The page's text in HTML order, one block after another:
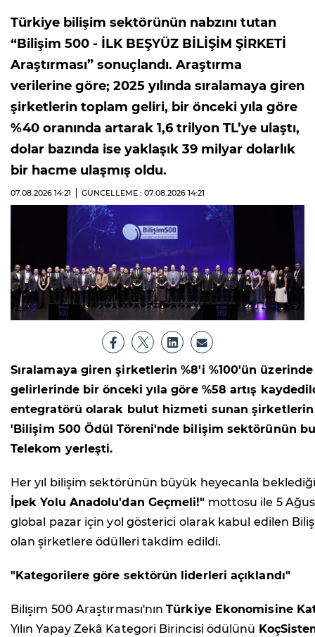
Türkiye bilişim sektörünün nabzını tutan
“Bilişim 500 - İLK BEŞYÜZ BİLİŞİM ŞİRKETİ
Araştırması” sonuçlandı. Araştırma
verilerine göre; 2025 yılında sıralamaya giren
şirketlerin toplam geliri, bir önceki yıla göre
%40 oranında artarak 1,6 trilyon TL’ye ulaştı,
dolar bazında ise yaklaşık 39 milyar dolarlık
bir hacme ulaşmış oldu.
07.08.2026 14:21 GÜNCELLEME : 07.08.2026 14:21
Sıralamaya giren şirketlerin %8'i %100'ün
gelirlerinde bir önceki yıla göre %58 artış
entegratörü olarak bulut hizmeti sunan şirketlerin
'Bilişim 500 Ödül Töreni'nde bilişim sektörünün
Telekom yerleşti.
Her yıl bilişim sektörünün büyük heyecanla
İpek Yolu Anadolu'dan Geçmeli!" mottosu ile 5
global pazar için yol gösterici olarak kabul edilen
olan şirketlere ödülleri takdim edildi.
"Kategorilere göre sektörün liderleri açıklandı"
Bilişim 500 Araştırması'nınTürkiye Ekonomisine
Yılın Yapay Zekâ Kategori Birincisi ödülünü